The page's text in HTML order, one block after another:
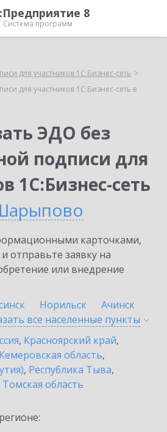
8
Система программ
для участников 1С:Бизнес-сеть
для участников 1С:Бизнес-сеть в
ЭДО без
подписи для
1С:Бизнес-сеть
карточками,
отправьте заявку на
или внедрение
Норильск
Ачинск
все населенные пункты
, Красноярский край,
Кемеровская область,
, Республика Тыва,
Томская область